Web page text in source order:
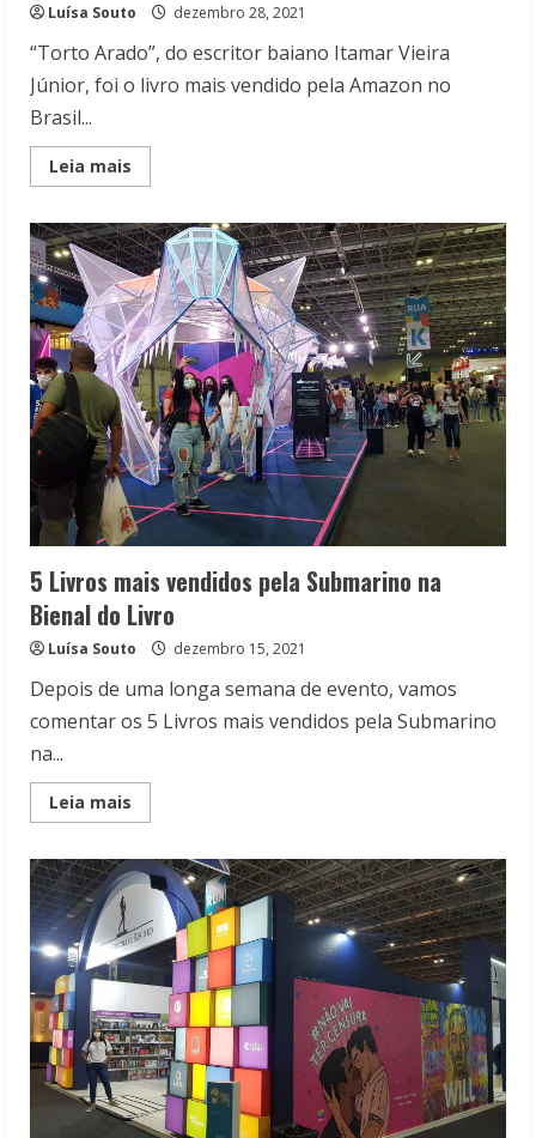
Luísa Souto dezembro 28, 2021
“Torto Arado”, do escritor baiano Itamar Vieira
Júnior, foi o livro mais vendido pela Amazon no
Brasil...
Leia mais
more
Arado:
Livro
mais
vendido
da
Amazon
Brasil
em
2021
5 Livros mais vendidos pela Submarino na
Bienal do Livro
Luísa Souto dezembro 15, 2021
Depois de uma longa semana de evento, vamos
comentar os 5 Livros mais vendidos pela Submarino
na...
Leia mais
more
Livros
mais
vendidos
pela
Submarino
na
Bienal
do
Livro